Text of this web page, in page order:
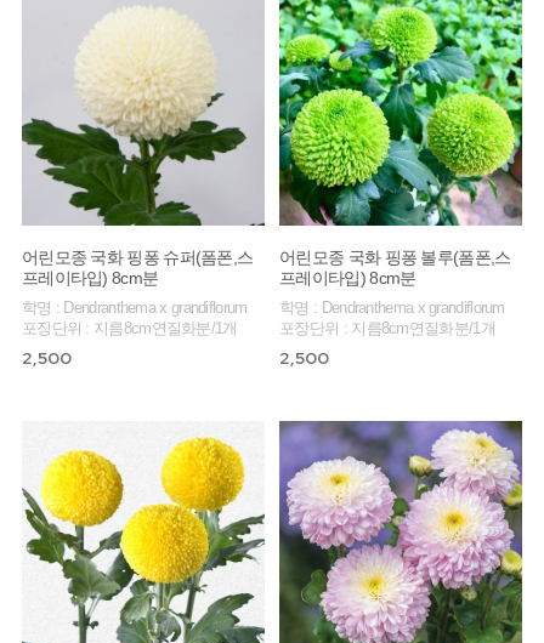
어린모종 국화 핑퐁 슈퍼(폼폰,스
프레이타입) 8cm분
학명 : Dendranthema x grandiflorum
포장단위 : 지름8cm연질화분/1개
2,500
어린모종 국화 핑퐁 볼루(폼폰,스
프레이타입) 8cm분
학명 : Dendranthema x grandiflorum
포장단위 : 지름8cm연질화분/1개
2,500